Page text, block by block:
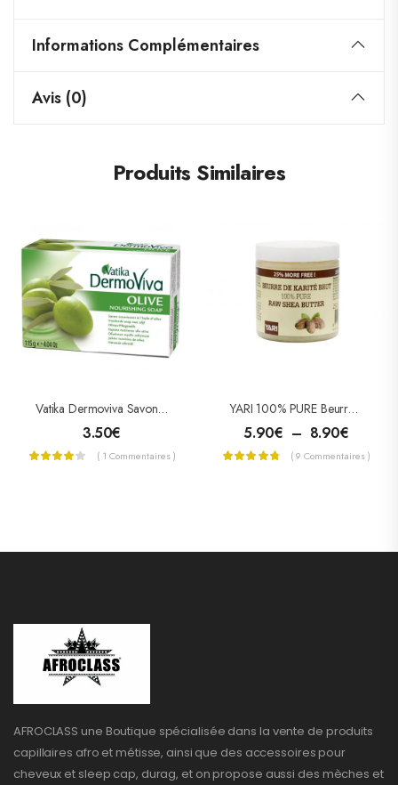
Informations Complémentaires
Avis (0)
Produits Similaires
Vatika Dermoviva Savon A L’huile De Olive 115g
3.50€
( 1 Commentaires )
YARI 100% PURE Beurre De Karité Brut (raw Shea Butter) « Pot »
5.90€ – 8.90€
( 9 Commentaires )
AFROCLASS une Boutique spécialisée dans la vente de produits
capillaires afro et métisse, ainsi que des accessoires pour
cheveux et sleep cap, durag, et on propose aussi des mèches et